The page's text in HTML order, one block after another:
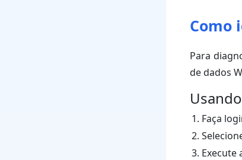
Como
Para
de dados
Faça
Execute